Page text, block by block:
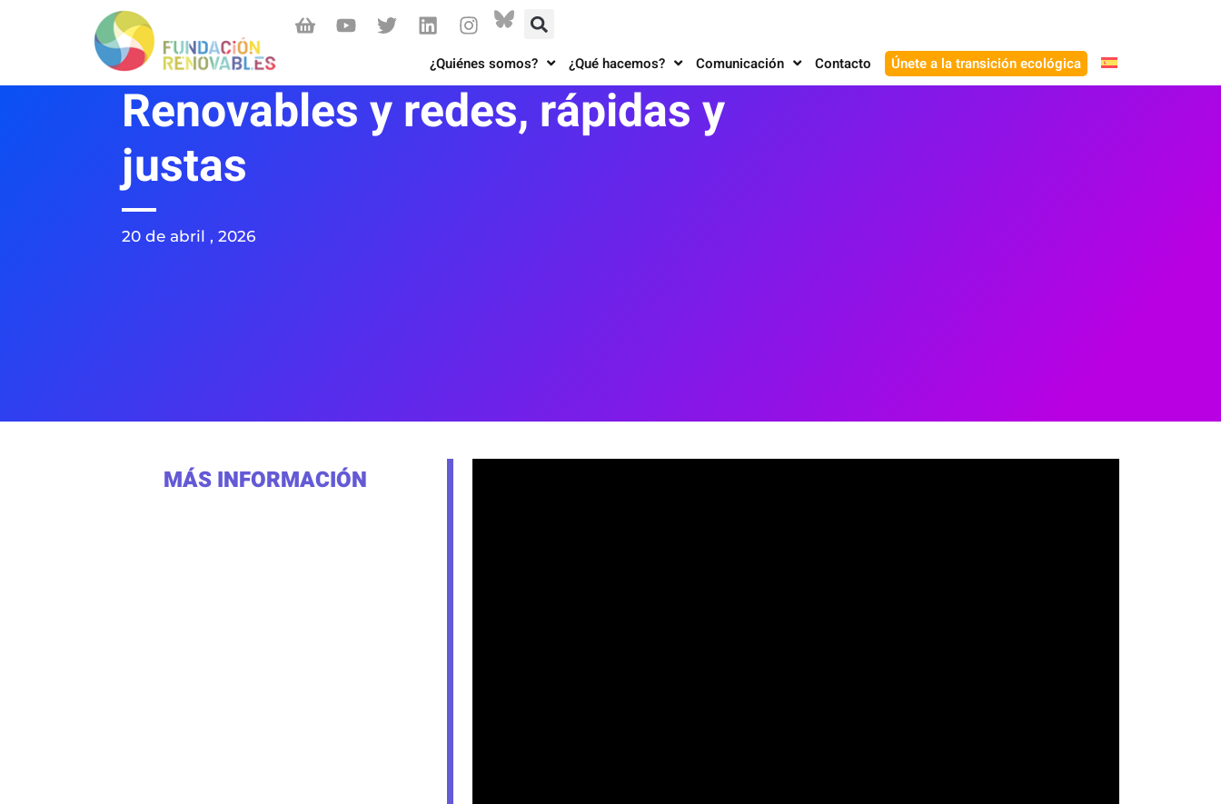
¿Quiénes somos? ¿Qué hacemos? Comunicación Contacto Únete a la transición ecológica
Renovables y redes, rápidas y
justas
20 de abril , 2026
MÁS INFORMACIÓN